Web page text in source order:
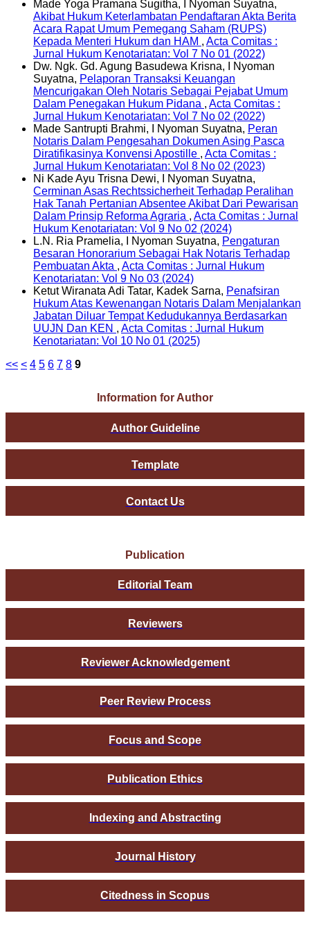
Made Yoga Pramana Sugitha, I Nyoman Suyatna,
Akibat Hukum Keterlambatan Pendaftaran Akta Berita
Acara Rapat Umum Pemegang Saham (RUPS)
Kepada Menteri Hukum dan HAM , Acta Comitas :
Jurnal Hukum Kenotariatan: Vol 7 No 01 (2022)
Dw. Ngk. Gd. Agung Basudewa Krisna, I Nyoman
Suyatna, Pelaporan Transaksi Keuangan
Mencurigakan Oleh Notaris Sebagai Pejabat Umum
Dalam Penegakan Hukum Pidana , Acta Comitas :
Jurnal Hukum Kenotariatan: Vol 7 No 02 (2022)
Made Santrupti Brahmi, I Nyoman Suyatna, Peran
Notaris Dalam Pengesahan Dokumen Asing Pasca
Diratifikasinya Konvensi Apostille , Acta Comitas :
Jurnal Hukum Kenotariatan: Vol 8 No 02 (2023)
Ni Kade Ayu Trisna Dewi, I Nyoman Suyatna,
Cerminan Asas Rechtssicherheit Terhadap Peralihan
Hak Tanah Pertanian Absentee Akibat Dari Pewarisan
Dalam Prinsip Reforma Agraria , Acta Comitas : Jurnal
Hukum Kenotariatan: Vol 9 No 02 (2024)
L.N. Ria Pramelia, I Nyoman Suyatna, Pengaturan
Besaran Honorarium Sebagai Hak Notaris Terhadap
Pembuatan Akta , Acta Comitas : Jurnal Hukum
Kenotariatan: Vol 9 No 03 (2024)
Ketut Wiranata Adi Tatar, Kadek Sarna, Penafsiran
Hukum Atas Kewenangan Notaris Dalam Menjalankan
Jabatan Diluar Tempat Kedudukannya Berdasarkan
UUJN Dan KEN , Acta Comitas : Jurnal Hukum
Kenotariatan: Vol 10 No 01 (2025)
<< < 4 5 6 7 8 9
Information for Author
Author Guideline
Template
Contact Us
Publication
Editorial Team
Reviewers
Reviewer Acknowledgement
Peer Review Process
Focus and Scope
Publication Ethics
Indexing and Abstracting
Journal History
Citedness in Scopus